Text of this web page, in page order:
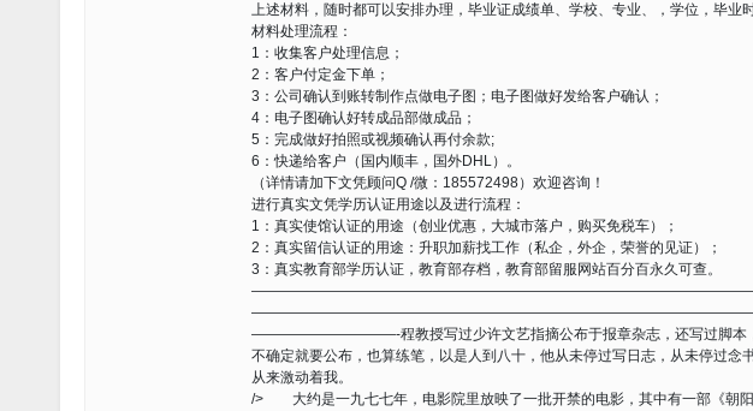
上述材料，随时都可以安排办理，毕业证成绩单、学校、专业、，学位，毕业
材料处理流程：
1：收集客户处理信息；
2：客户付定金下单；
3：公司确认到账转制作点做电子图；电子图做好发给客户确认；
4：电子图确认好转成品部做成品；
5：完成做好拍照或视频确认再付余款;
6：快递给客户（国内顺丰，国外DHL）。
（详情请加下文凭顾问Q /微：185572498）欢迎咨询！
进行真实文凭学历认证用途以及进行流程：
1：真实使馆认证的用途（创业优惠，大城市落户，购买免税车）；
2：真实留信认证的用途：升职加薪找工作（私企，外企，荣誉的见证）；
3：真实教育部学历认证，教育部存档，教育部留服网站百分百永久可查。
——————————-程教授写过少许文艺指摘公布于报章杂志，还写过脚本，
不确定就要公布，也算练笔，以是人到八十，他从未停过写日志，从未停过念
从来激动着我。
/> 大约是一九七七年，电影院里放映了一批开禁的电影，其中有一部《朝